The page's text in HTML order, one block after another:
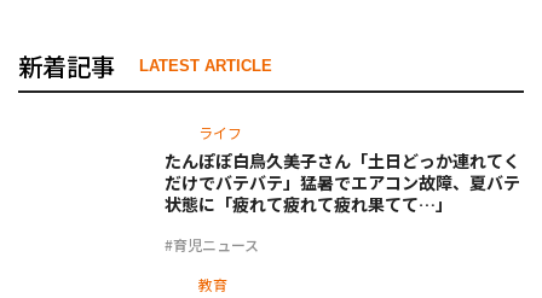
新着記事 LATEST ARTICLE
ライフ
#育児ニュース
たんぽぽ白鳥久美子さん「土日どっか連れてく
だけでバテバテ」猛暑でエアコン故障、夏バテ
状態に「疲れて疲れて疲れ果てて…」
教育